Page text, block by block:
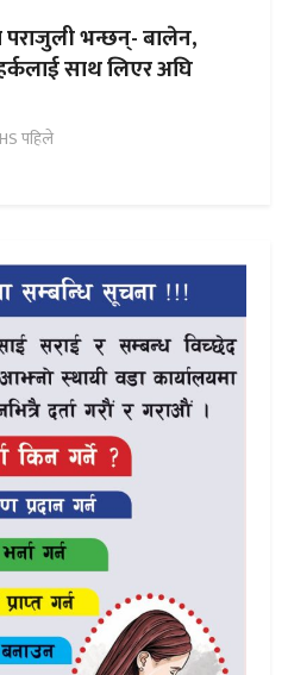
पराजुली भन्छन्- बालेन,
साथ लिएर अघि
पहिले